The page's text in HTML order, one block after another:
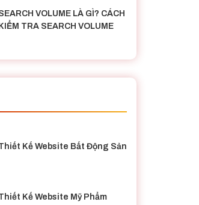
VOLUME LÀ GÌ? CÁCH
TRA SEARCH VOLUME
Kế Website Bất Động Sản
Kế Website Mỹ Phẩm